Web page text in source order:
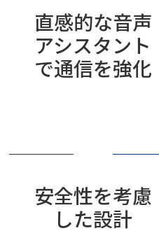
直感的な音声
アシスタント
で通信を強化
安全性を考慮
した設計